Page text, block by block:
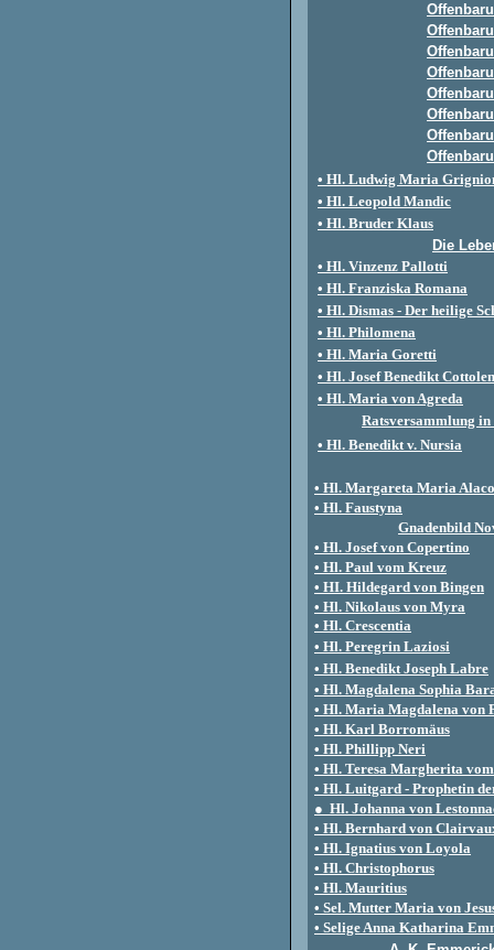
• Hl. Ludwig Maria
• Hl. Leopold Mandic
• Hl. Bruder Klaus
Die
• Hl. Vinzenz Pallotti
• Hl. Franziska Romana
• Hl. Dismas - Der heilige
• Hl. Philomena
• Hl. Maria Goretti
• Hl. Josef Benedikt
• Hl. Maria von Agreda
Ratsversammlung
• Hl. Benedikt v. Nursia
• Hl. Margareta Maria
• Hl. Faustyna
Gnadenbild
• Hl. Josef von Copertino
• Hl. Paul vom Kreuz
• HI. Hildegard von Bingen
• Hl. Nikolaus von Myra
• Hl. Crescentia
• Hl. Peregrin Laziosi
• Hl. Benedikt Joseph Labre
• Hl. Magdalena Sophia
• Hl. Maria Magdalena von
• Hl. Karl Borromäus
• Hl. Phillipp Neri
• Hl. Teresa Margherita
• Hl. Luitgard - Prophetin
● Hl. Johanna von
• Hl. Bernhard von
• Hl. Ignatius von Loyola
• Hl. Christophorus
• Hl. Mauritius
• Sel. Mutter Maria von
• Selige Anna Katharina